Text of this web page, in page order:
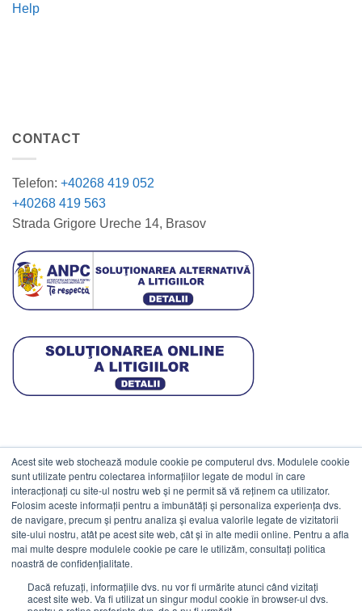
Acest site web stochează module cookie pe computerul dvs. Modulele cookie
sunt utilizate pentru colectarea informațiilor legate de modul în care
interacționați cu site-ul nostru web și ne permit să vă reținem ca utilizator.
Folosim aceste informații pentru a îmbunătăți și personaliza experiența dvs.
de navigare, precum și pentru analiza și evalua valorile legate de vizitatorii
site-ului nostru, atât pe acest site web, cât și în alte medii online. Pentru a afla
mai multe despre modulele cookie pe care le utilizăm, consultați politica
noastră de confidențialitate.
Dacă refuzați, informațiile dvs. nu vor fi urmărite atunci când vizitați
acest site web. Va fi utilizat un singur modul cookie în browser-ul dvs.
Help
CONTACT
Telefon: +40268 419 052
+40268 419 563
Strada Grigore Ureche 14, Brasov
DATE COMERCIALE
ESTICO S.R.L.
CIF: RO1094402.
Reg.Com: J08/469/1991.